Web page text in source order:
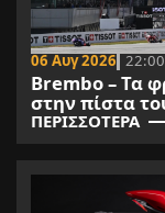
06 Αυγ 2026 22:00
Brembo – Τα
στην πίστα
ΠΕΡΙΣΣΟΤΕΡΑ